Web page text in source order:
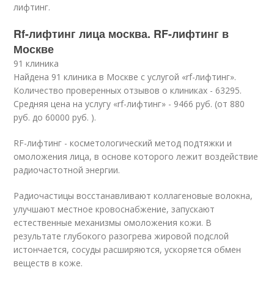
лифтинг.
Rf-лифтинг лица москва. RF-лифтинг в
Москве
91 клиника
Найдена 91 клиника в Москве с услугой «rf-лифтинг».
Количество проверенных отзывов о клиниках - 63295.
Средняя цена на услугу «rf-лифтинг» - 9466 руб. (от 880
руб. до 60000 руб. ).
RF-лифтинг - косметологический метод подтяжки и
омоложения лица, в основе которого лежит воздействие
радиочастотной энергии.
Радиочастицы восстанавливают коллагеновые волокна,
улучшают местное кровоснабжение, запускают
естественные механизмы омоложения кожи. В
результате глубокого разогрева жировой подслой
истончается, сосуды расширяются, ускоряется обмен
веществ в коже.